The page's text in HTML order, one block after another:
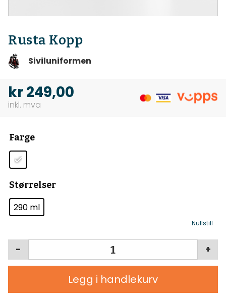
Rusta Kopp
Siviluniformen
kr249,00
Farge
Størrelser
290 ml
Nullstill
+
-
Legg i handlekurv